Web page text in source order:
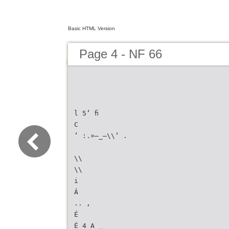
Basic HTML Version
Page 4 - NF 66
l 5‘ ﬁ
C
‘ :.»—_—\\‘ .
\\
\\
i
Á
.. ,
É
É 4 A _